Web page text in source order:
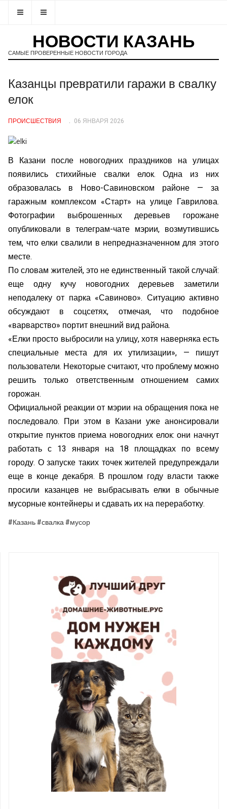
НОВОСТИ КАЗАНЬ
САМЫЕ ПРОВЕРЕННЫЕ НОВОСТИ ГОРОДА
Казанцы превратили гаражи в свалку
елок
ПРОИСШЕСТВИЯ 06 ЯНВАРЯ 2026
В Казани после новогодних праздников на улицах
появились стихийные свалки елок. Одна из них
образовалась в Ново-Савиновском районе — за
гаражным комплексом «Старт» на улице Гаврилова.
Фотографии выброшенных деревьев горожане
опубликовали в телеграм-чате мэрии, возмутившись
тем, что елки свалили в непредназначенном для этого
месте.
По словам жителей, это не единственный такой случай:
еще одну кучу новогодних деревьев заметили
неподалеку от парка «Савиново». Ситуацию активно
обсуждают в соцсетях, отмечая, что подобное
«варварство» портит внешний вид района.
«Елки просто выбросили на улицу, хотя наверняка есть
специальные места для их утилизации», — пишут
пользователи. Некоторые считают, что проблему можно
решить только ответственным отношением самих
горожан.
Официальной реакции от мэрии на обращения пока не
последовало. При этом в Казани уже анонсировали
открытие пунктов приема новогодних елок: они начнут
работать с 13 января на 18 площадках по всему
городу. О запуске таких точек жителей предупреждали
еще в конце декабря. В прошлом году власти также
просили казанцев не выбрасывать елки в обычные
мусорные контейнеры и сдавать их на переработку.
#Казань #свалка #мусор